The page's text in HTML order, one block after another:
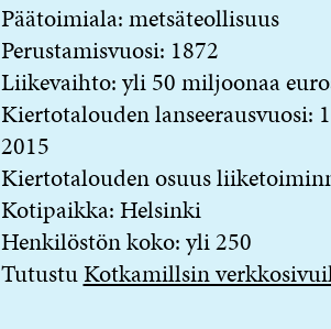
Päätoimiala: metsäteollisuus
Perustamisvuosi: 1872
Liikevaihto: yli 50 miljoonaa
Kiertotalouden lanseerausvuosi:
2015
Kiertotalouden osuus
Kotipaikka: Helsinki
Henkilöstön koko: yli 250
TutustuKotkamillsin